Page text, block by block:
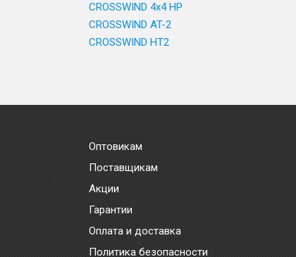
CROSSWIND 4x4 HP
CROSSWIND AT-2
CROSSWIND HT2
Оптовикам
Поставщикам
Акции
Гарантии
Оплата и доставка
Политика безопасности